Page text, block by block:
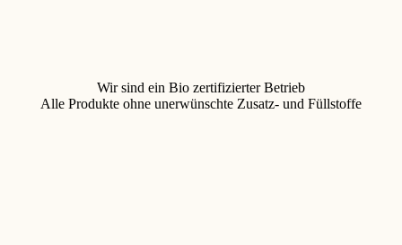
Wir sind ein Bio zertifizierter Betrieb
Alle Produkte ohne unerwünschte Zusatz- und Füllstoffe